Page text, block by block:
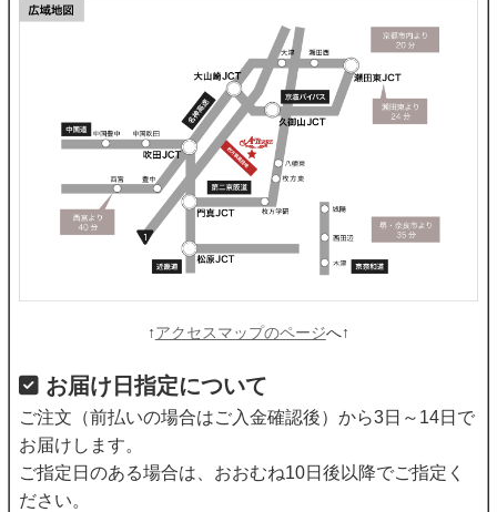
↑アクセスマップのページへ↑
お届け日指定について
ご注文（前払いの場合はご入金確認後）から3日～14日で
お届けします。
ご指定日のある場合は、おおむね10日後以降でご指定く
ださい。